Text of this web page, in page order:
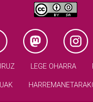
LEGE OHARRA